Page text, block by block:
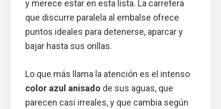
y merece estar en esta lista. La carretera
que discurre paralela al embalse ofrece
puntos ideales para detenerse, aparcar y
bajar hasta sus orillas.
Lo que más llama la atención es el intenso
color azul anisado de sus aguas, que
parecen casi irreales, y que cambia según